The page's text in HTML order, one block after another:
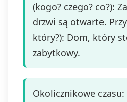
(kogo? czego? co?):
drzwi są otwarte.
który?): Dom, który
zabytkowy.
Okolicznikowe czasu: